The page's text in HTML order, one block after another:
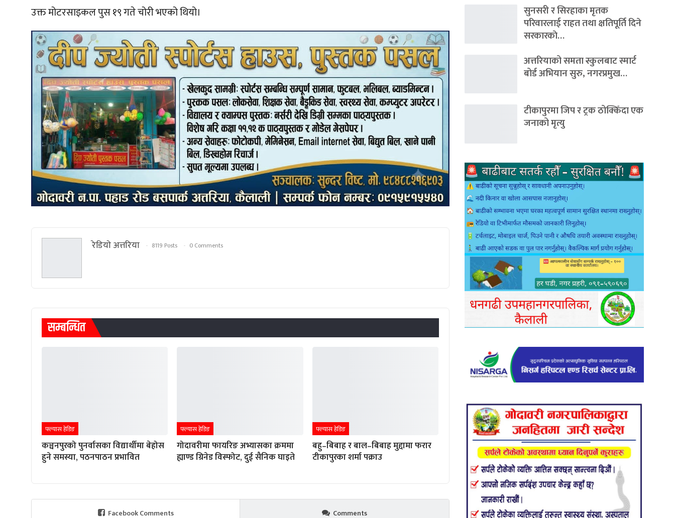
उक्त मोटरसाइकल पुस १९ गते चोरी भएको थियो।
रेडियाे अत्तरिया 8119 Posts 0 Comments
सम्बन्धित
फ्ल्यास हेडिङ
कञ्चनपुरको पुनर्वासका विद्यार्थीमा बेहोस
हुने समस्या, पठनपाठन प्रभावित
फ्ल्यास हेडिङ
गोदावरीमा फायरिङ अभ्यासका क्रममा
ह्याण्ड ग्रिनेड विस्फोट, दुई सैनिक घाइते
फ्ल्यास हेडिङ
बहु–बिबाह र बाल–बिबाह मुद्दामा फरार
टीकापुरका शर्मा पक्राउ
Facebook Comments Comments
सुनसरी र सिरहाका मृतक
परिवारलाई राहत तथा क्षतिपूर्ति दिने
सरकारकाे…
अत्तरियाको समता स्कुलबाट स्मार्ट
बोर्ड अभियान सुरु, नगरप्रमुख…
टीकापुरमा जिप र ट्रक ठोक्किँदा एक
जनाको मृत्यु